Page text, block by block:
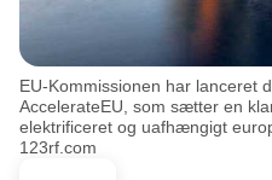
EU-Kommissionen har lanceret
AccelerateEU, som sætter en
elektrificeret og uafhængigt
123rf.com